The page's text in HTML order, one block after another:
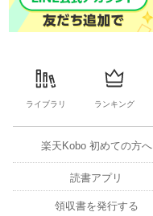
ライブラリ ランキング
楽天Kobo 初めての方へ
読書アプリ
領収書を発行する